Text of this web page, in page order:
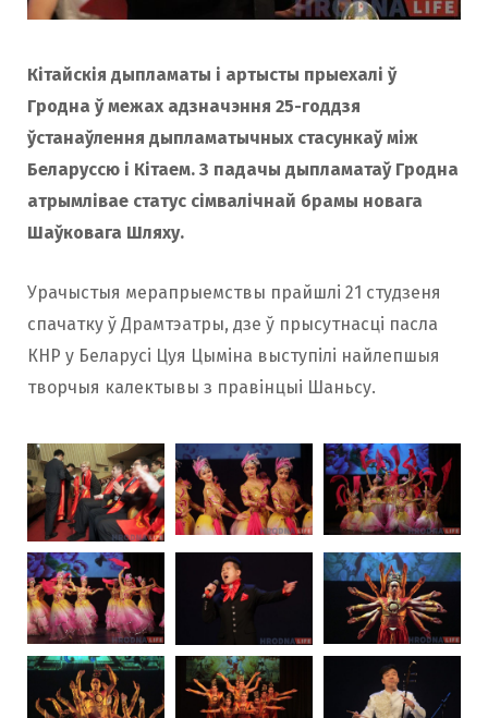
o
k
r
a
m
Кітайскія дыпламаты і артысты прыехалі ў
Гродна ў межах адзначэння 25-годдзя
ўстанаўлення дыпламатычных стасункаў між
Беларуссю і Кітаем. З падачы дыпламатаў Гродна
атрымлівае статус сімвалічнай брамы новага
Шаўковага Шляху.
Урачыстыя мерапрыемствы прайшлі 21 студзеня
спачатку ў Драмтэатры, дзе ў прысутнасці пасла
КНР у Беларусі Цуя Цыміна выступілі найлепшыя
творчыя калектывы з правінцыі Шаньсу.